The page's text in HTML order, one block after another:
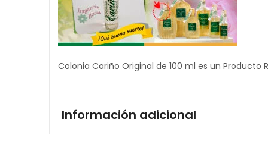
Colonia Cariño Original de 100 ml es un Producto
Información adicional